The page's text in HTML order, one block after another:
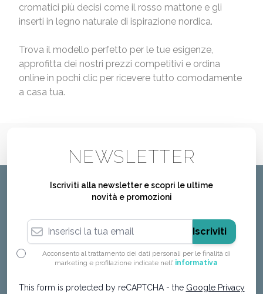
cromatici più decisi come il rosso mattone e gli
inserti in legno naturale di ispirazione nordica.
Trova il modello perfetto per le tue esigenze,
approfitta dei nostri prezzi competitivi e ordina
online in pochi clic per ricevere tutto comodamente
a casa tua.
NEWSLETTER
Iscriviti alla newsletter e scopri le ultime
novità e promozioni
Indirizzo email
Iscriviti
Acconsento al trattamento dei dati personali per le finalità di
marketing e profilazione indicate nell’ informativa
This form is protected by reCAPTCHA - the Google Privacy